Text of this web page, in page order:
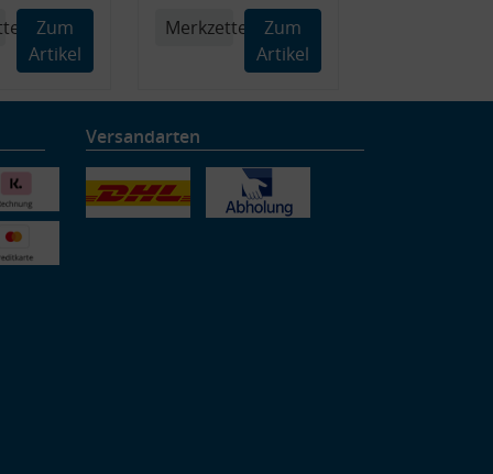
Zum
Artikel
Kappe, Clipse,
Montagewerkzeug)
Merkzettel
Zum
Artikel
Versandarten